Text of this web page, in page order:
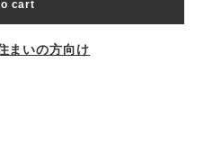
cart
まいの方向け